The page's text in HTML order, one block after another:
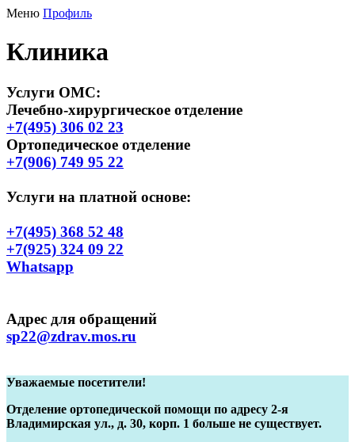
Меню Профиль
Клиника
Услуги ОМС:
Лечебно-хирургическое отделение
+7(495) 306 02 23
Ортопедическое отделение
+7(906) 749 95 22
Услуги на платной основе:
+7(495) 368 52 48
+7(925) 324 09 22
Whatsapp
Адрес для обращений
sp22@zdrav.mos.ru
Уважаемые посетители!
Отделение ортопедической помощи по адресу 2-я
Владимирская ул., д. 30, корп. 1 больше не существует.